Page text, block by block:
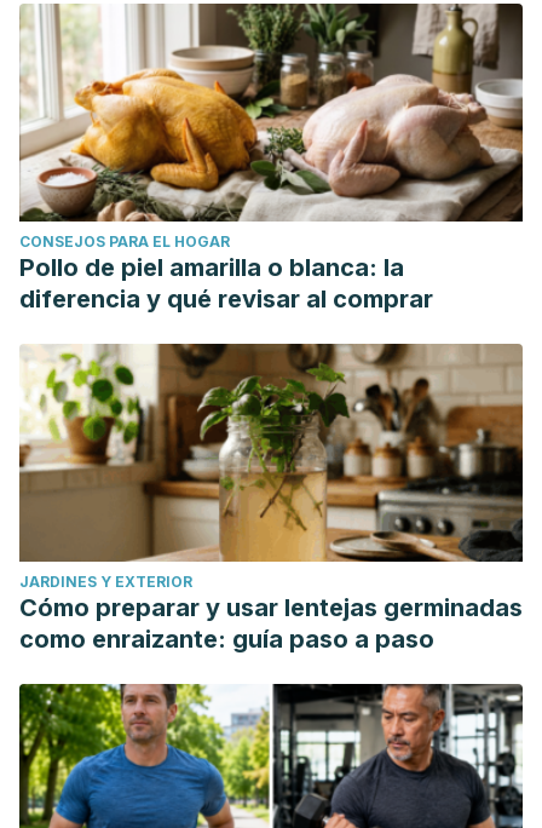
https://medlineplus.gov/ency/patientinstructions/000534.htm
R-Biopharm. (2015). Microorganismos en los cosméticos:
¿Puede su maquillaje enfermarlo?R-Biopharm.
https://food.r-biopharm.com/es/news/microorganismos-en-
los-cosmeticos-puede-su-maquillaje-enfermarlo/
Vardoulakis, S., Espinoza Oyarce, D. (2021). Los baños
públicos están repletos de gérmenes, pero existen formas
sencillas de reducir el riesgo de infecciones.
del Sur de Australia
centre/Releases/2021/public-washrooms-are-flush-with-
germs-but-there-are-simple-ways-to-reduce-your-risk-of-
infections/
CONSEJOS PARA EL HOGAR
Pollo de piel amarilla o blanca: la
diferencia y qué revisar al comprar
JARDINES Y EXTERIOR
Cómo preparar y usar lentejas germinadas
como enraizante: guía paso a paso